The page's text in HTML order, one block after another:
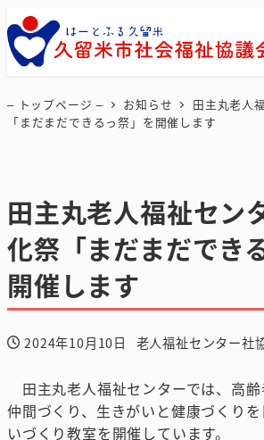
– トップページ – お知らせ
田主丸老人
「まだまだできるっ祭」を開催します
田主丸老人福祉セン
化祭「まだまだでき
開催します
投稿日
2024年10月10日
著
老人福祉センター社
田主丸老人福祉センターでは、高
仲間づくり、生きがいと健康づくり
いづくり教室を開催しています。